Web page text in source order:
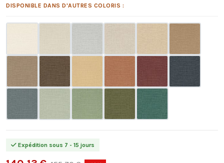
DISPONIBLE DANS D'AUTRES COLORIS :
Expédition sous 7 - 15 jours